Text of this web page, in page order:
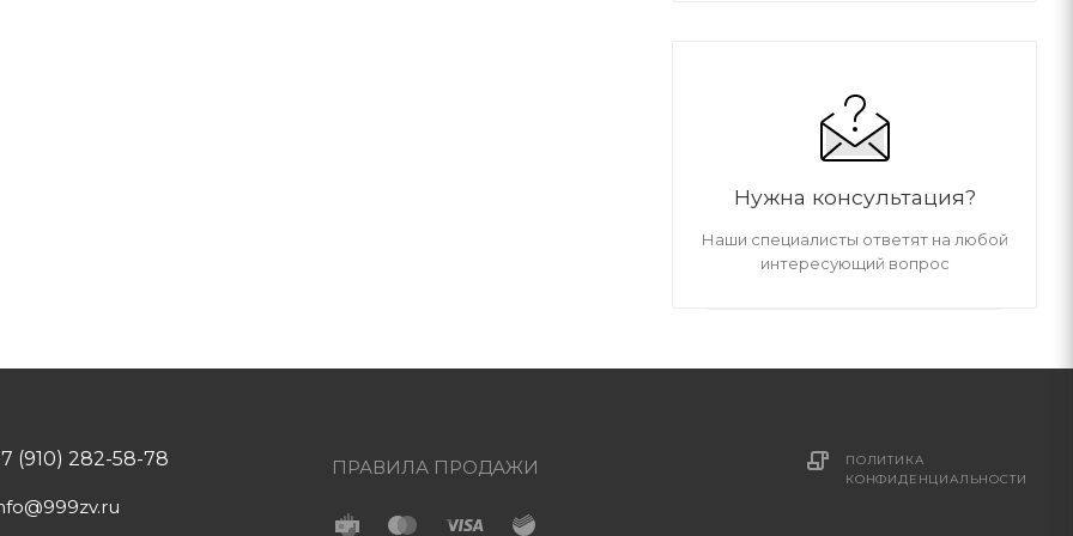
Нужна консультация?
Наши специалисты ответят на любой
интересующий вопрос
(910) 282-58-78 ПРАВИЛА ПРОДАЖИ
ПОЛИТИКА
КОНФИДЕНЦИАЛЬНОСТИ